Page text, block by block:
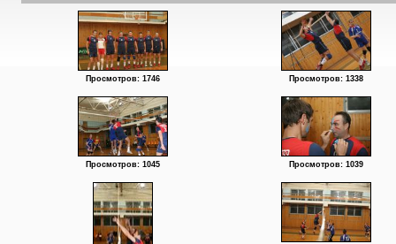
Просмотров: 1746 Просмотров: 1338
Просмотров: 1045 Просмотров: 1039